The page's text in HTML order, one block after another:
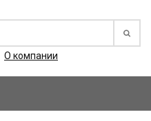
О компании